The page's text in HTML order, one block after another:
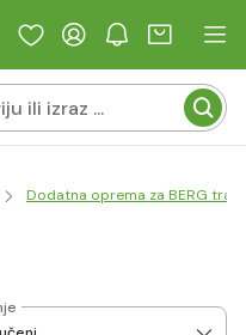
Dodatna oprema za BERG